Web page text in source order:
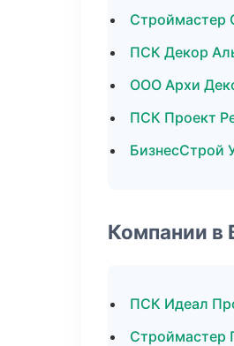
Строймастер
ПСК Декор
ООО Архи
ПСК Проект
БизнесСтрой
Компании в
ПСК Идеал
Строймастер